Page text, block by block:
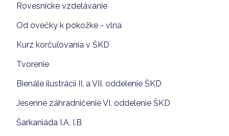
Rovesnícke vzdelávanie
Od ovečky k pokožke - vlna
Kurz korčuľovania v ŠKD
Tvorenie
Bienále ilustrácií II. a VII. oddelenie ŠKD
Jesenné záhradničenie VI. oddelenie ŠKD
Šarkaniáda I.A, I.B